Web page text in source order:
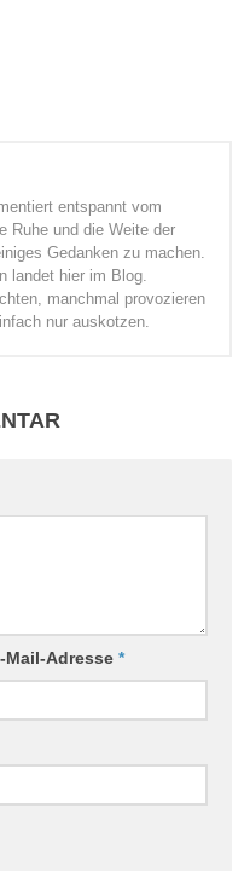
entspannt vom
Ruhe und die Weite der
Gedanken zu machen.
landet hier im Blog.
manchmal provozieren
nur auskotzen.
Mail-Adresse *